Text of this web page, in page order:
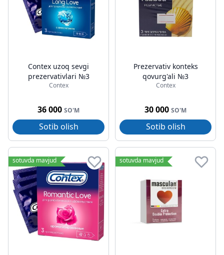
Contex uzoq sevgi
prezervativlari №3
Contex
36 000 SO'M
Sotib olish
Prezervativ konteks
qovurg'ali №3
Contex
30 000 SO'M
Sotib olish
sotuvda mavjud sotuvda mavjud